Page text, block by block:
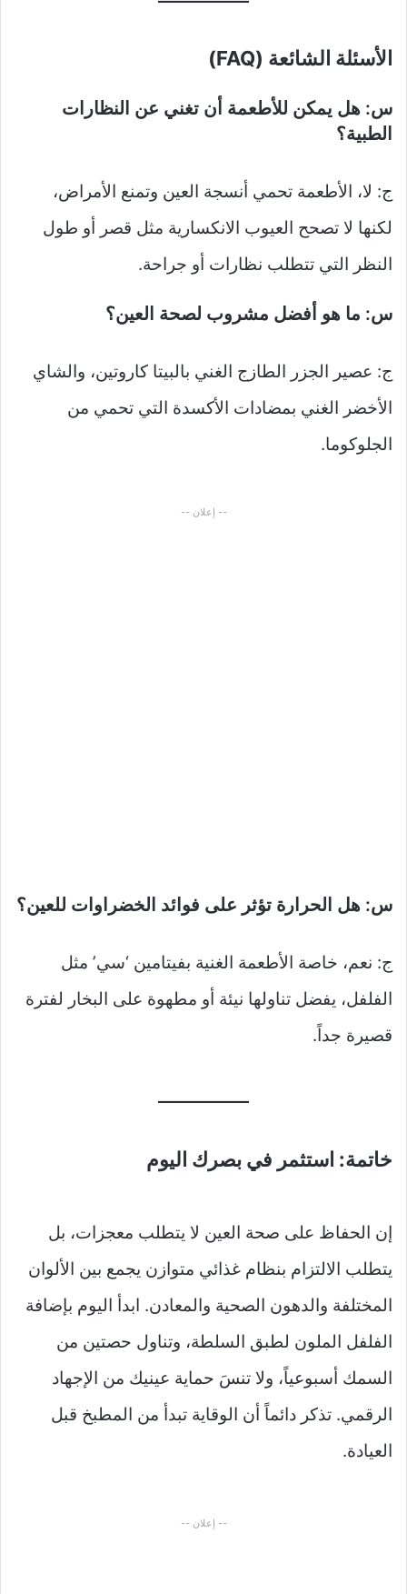
الأسئلة الشائعة (FAQ)
س: هل يمكن للأطعمة أن تغني عن النظارات
الطبية؟
ج: لا، الأطعمة تحمي أنسجة العين وتمنع الأمراض،
لكنها لا تصحح العيوب الانكسارية مثل قصر أو طول
النظر التي تتطلب نظارات أو جراحة.
س: ما هو أفضل مشروب لصحة العين؟
ج: عصير الجزر الطازج الغني بالبيتا كاروتين، والشاي
الأخضر الغني بمضادات الأكسدة التي تحمي من
الجلوكوما.
-- إعلان --
س: هل الحرارة تؤثر على فوائد الخضراوات للعين؟
ج: نعم، خاصة الأطعمة الغنية بفيتامين ‘سي’ مثل
الفلفل، يفضل تناولها نيئة أو مطهوة على البخار لفترة
قصيرة جداً.
خاتمة: استثمر في بصرك اليوم
إن الحفاظ على صحة العين لا يتطلب معجزات، بل
يتطلب الالتزام بنظام غذائي متوازن يجمع بين الألوان
المختلفة والدهون الصحية والمعادن. ابدأ اليوم بإضافة
الفلفل الملون لطبق السلطة، وتناول حصتين من
السمك أسبوعياً، ولا تنسَ حماية عينيك من الإجهاد
الرقمي. تذكر دائماً أن الوقاية تبدأ من المطبخ قبل
العيادة.
-- إعلان --